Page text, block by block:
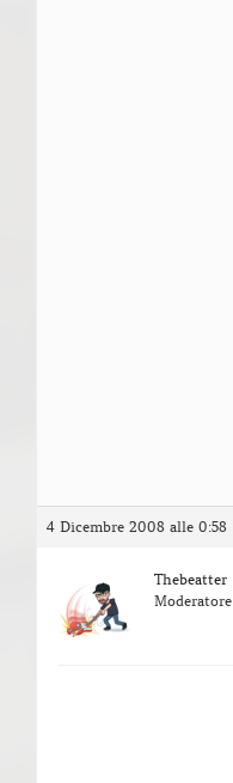
4 Dicembre 2008 alle 0:58
Thebeatter
Moderatore